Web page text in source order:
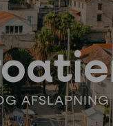
AFSLAPNING